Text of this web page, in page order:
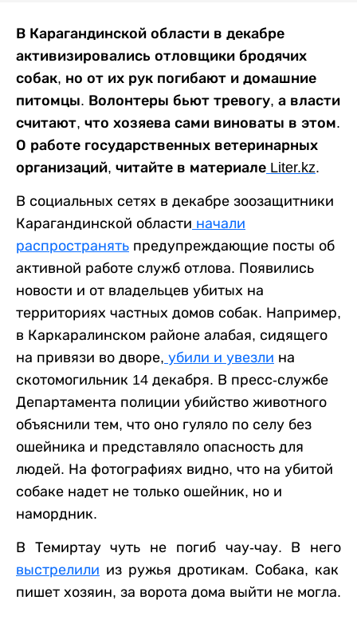
В Карагандинской области в декабре
активизировались отловщики бродячих
собак, но от их рук погибают и домашние
питомцы. Волонтеры бьют тревогу, а власти
считают, что хозяева сами виноваты в этом.
О работе государственных ветеринарных
организаций, читайте в материале Liter.kz.
В социальных сетях в декабре зоозащитники
Карагандинской области начали
распространять предупреждающие посты об
активной работе служб отлова. Появились
новости и от владельцев убитых на
территориях частных домов собак. Например,
в Каркаралинском районе алабая, сидящего
на привязи во дворе, убили и увезли на
скотомогильник 14 декабря. В пресс-службе
Департамента полиции убийство животного
объяснили тем, что оно гуляло по селу без
ошейника и представляло опасность для
людей. На фотографиях видно, что на убитой
собаке надет не только ошейник, но и
намордник.
В Темиртау чуть не погиб чау-чау. В него
выстрелили из ружья дротикам. Собака, как
пишет хозяин, за ворота дома выйти не могла.